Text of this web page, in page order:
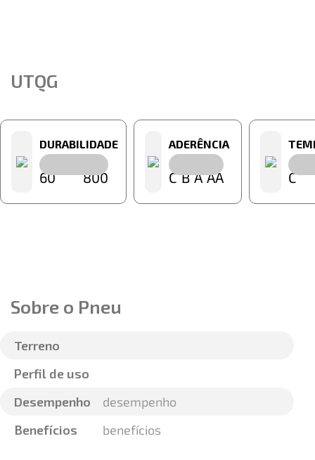
UTQG
DURABILIDADE
60 800
ADERÊNCIA
C B A AA C
Sobre o Pneu
Terreno
Perfil de uso
Desempenho
desempenho
Benefícios
benefícios